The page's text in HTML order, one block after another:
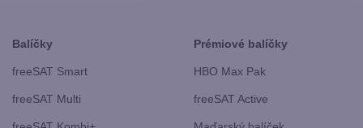
Balíčky
freeSAT Smart
freeSAT Multi
Prémiové balíčky
HBO Max Pak
freeSAT Active